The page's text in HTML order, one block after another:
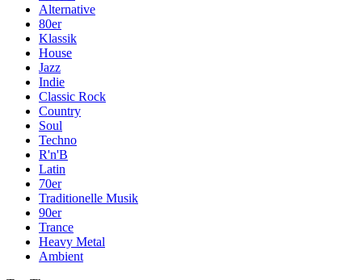
Alternative
80er
Klassik
House
Jazz
Indie
Classic Rock
Country
Soul
Techno
R'n'B
Latin
70er
Traditionelle Musik
90er
Trance
Heavy Metal
Ambient